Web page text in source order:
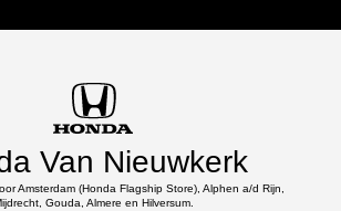
Van Nieuwkerk
Amsterdam (Honda Flagship Store), Alphen a/d Rijn,
Gouda, Almere en Hilversum.